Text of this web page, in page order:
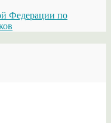
Федерации по